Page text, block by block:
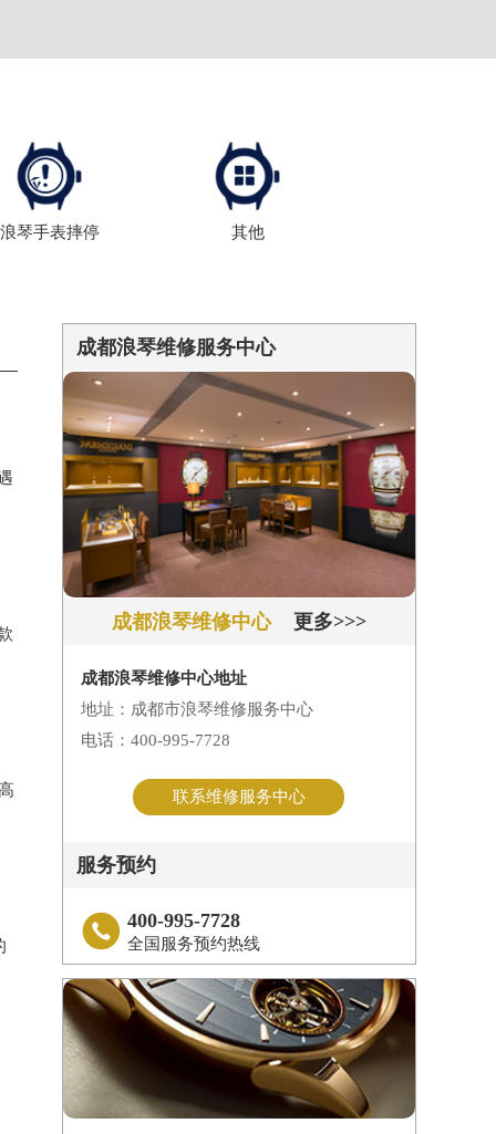
浪琴手表摔停 其他
成都浪琴维修服务中心
成都浪琴维修中心 更多>>>
成都浪琴维修中心地址
地址：成都市浪琴维修服务中心
电话：400-995-7728
联系维修服务中心
服务预约
 400-995-7728
全国服务预约热线